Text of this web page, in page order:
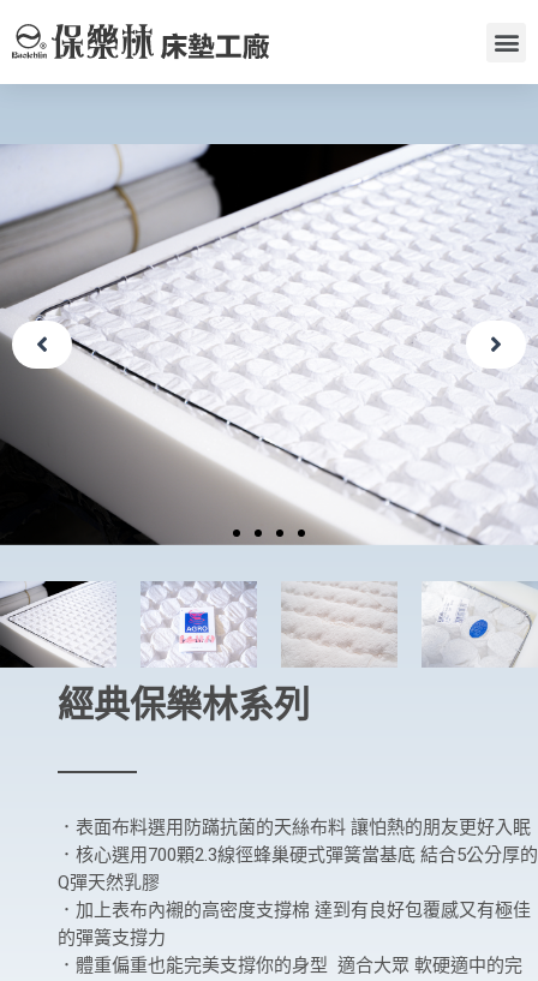
經典保樂林系列
．表面布料選用防蹣抗菌的天絲布料 讓怕熱的朋友更好入眠
．核心選用700顆2.3線徑蜂巢硬式彈簧當基底 結合5公分厚的
Q彈天然乳膠
．加上表布內襯的高密度支撐棉 達到有良好包覆感又有極佳
的彈簧支撐力
．體重偏重也能完美支撐你的身型 適合大眾 軟硬適中的完